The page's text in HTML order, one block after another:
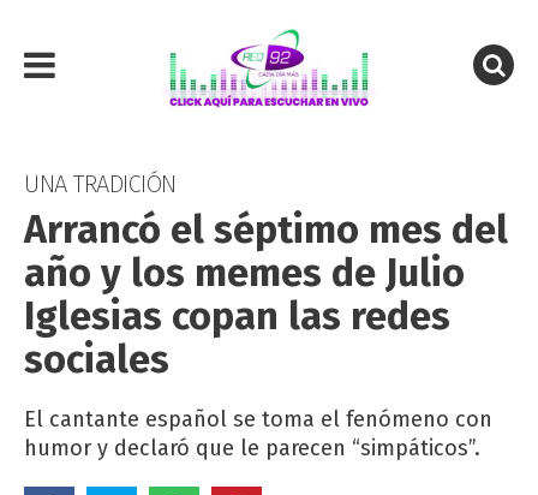
UNA TRADICIÓN
Arrancó el séptimo mes del
año y los memes de Julio
Iglesias copan las redes
sociales
El cantante español se toma el fenómeno con
humor y declaró que le parecen “simpáticos”.